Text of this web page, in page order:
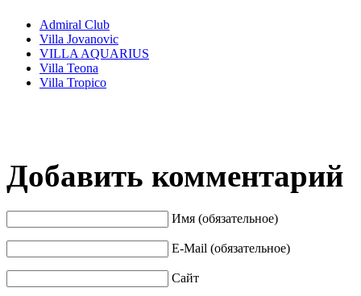
Admiral Club
Villa Jovanovic
VILLA AQUARIUS
Villa Teona
Villa Tropico
Добавить комментарий
Имя (обязательное)
E-Mail (обязательное)
Сайт